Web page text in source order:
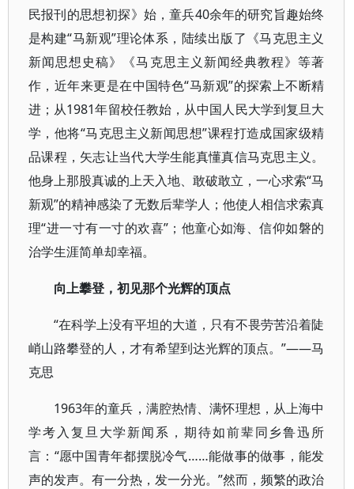
民报刊的思想初探》始，童兵40余年的研究旨趣始终
是构建“马新观”理论体系，陆续出版了《马克思主义
新闻思想史稿》《马克思主义新闻经典教程》等著
作，近年来更是在中国特色“马新观”的探索上不断精
进；从1981年留校任教始，从中国人民大学到复旦大
学，他将“马克思主义新闻思想”课程打造成国家级精
品课程，矢志让当代大学生能真懂真信马克思主义。
他身上那股真诚的上天入地、敢破敢立，一心求索“马
新观”的精神感染了无数后辈学人；他使人相信求索真
理“进一寸有一寸的欢喜”；他童心如海、信仰如磐的
治学生涯简单却幸福。
向上攀登，初见那个光辉的顶点
“在科学上没有平坦的大道，只有不畏劳苦沿着陡
峭山路攀登的人，才有希望到达光辉的顶点。”——马
克思
1963年的童兵，满腔热情、满怀理想，从上海中
学考入复旦大学新闻系，期待如前辈同乡鲁迅所
言：“愿中国青年都摆脱冷气……能做事的做事，能发
声的发声。有一分热，发一分光。”然而，频繁的政治